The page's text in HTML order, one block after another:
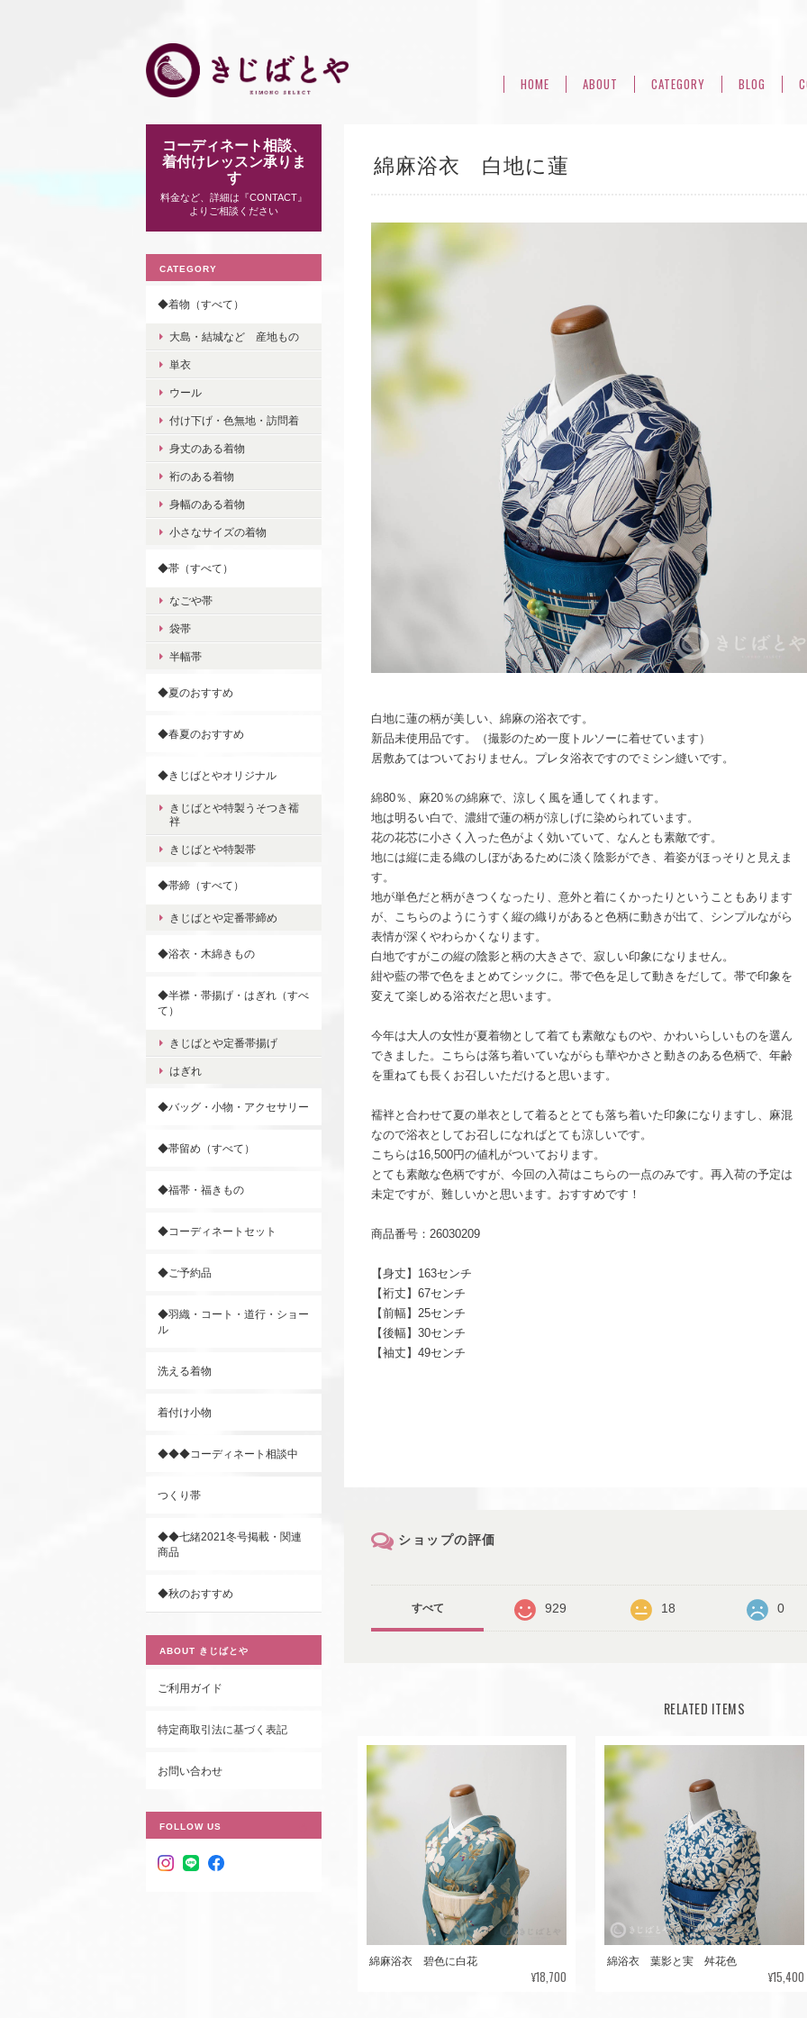
HOME ABOUT CATEGORY BLOG
綿麻浴衣 白地に蓮
白地に蓮の柄が美しい、綿麻の浴衣です。
新品未使用品です。（撮影のため一度トルソーに着せています）
居敷あてはついておりません。プレタ浴衣ですのでミシン縫いです。
綿80％、麻20％の綿麻で、涼しく風を通してくれます。
地は明るい白で、濃紺で蓮の柄が涼しげに染められています。
花の花芯に小さく入った色がよく効いていて、なんとも素敵です。
地には縦に走る織のしぼがあるために淡く陰影ができ、着姿がほっそりと見えま
す。
地が単色だと柄がきつくなったり、意外と着にくかったりということもあります
が、こちらのようにうすく縦の織りがあると色柄に動きが出て、シンプルながら
表情が深くやわらかくなります。
白地ですがこの縦の陰影と柄の大きさで、寂しい印象になりません。
紺や藍の帯で色をまとめてシックに。帯で色を足して動きをだして。帯で印象を
変えて楽しめる浴衣だと思います。
今年は大人の女性が夏着物として着ても素敵なものや、かわいらしいものを選ん
できました。こちらは落ち着いていながらも華やかさと動きのある色柄で、年齢
を重ねても長くお召しいただけると思います。
襦袢と合わせて夏の単衣として着るととても落ち着いた印象になりますし、麻混
なので浴衣としてお召しになればとても涼しいです。
こちらは16,500円の値札がついております。
とても素敵な色柄ですが、今回の入荷はこちらの一点のみです。再入荷の予定は
未定ですが、難しいかと思います。おすすめです！
商品番号：26030209
【身丈】163センチ
【裄丈】67センチ
【前幅】25センチ
【後幅】30センチ
【袖丈】49センチ
ショップの評価
すべて 929 18 0
RELATED ITEMS
綿麻浴衣 碧色に白花
¥18,700
綿浴衣 葉影と実 舛花色
¥15,400
コーディネート相談、
着付けレッスン承りま
す
料金など、詳細は『CONTACT』
よりご相談ください
CATEGORY
◆着物（すべて）
大島・結城など 産地もの
単衣
ウール
付け下げ・色無地・訪問着
身丈のある着物
裄のある着物
身幅のある着物
小さなサイズの着物
◆帯（すべて）
なごや帯
袋帯
半幅帯
◆夏のおすすめ
◆春夏のおすすめ
◆きじばとやオリジナル
きじばとや特製うそつき襦
袢
きじばとや特製帯
◆帯締（すべて）
きじばとや定番帯締め
◆浴衣・木綿きもの
◆半襟・帯揚げ・はぎれ（すべ
て）
きじばとや定番帯揚げ
はぎれ
◆バッグ・小物・アクセサリー
◆帯留め（すべて）
◆福帯・福きもの
◆コーディネートセット
◆ご予約品
◆羽織・コート・道行・ショー
ル
洗える着物
着付け小物
◆◆◆コーディネート相談中
つくり帯
◆◆七緒2021冬号掲載・関連
商品
◆秋のおすすめ
ABOUT きじばとや
ご利用ガイド
特定商取引法に基づく表記
お問い合わせ
FOLLOW US